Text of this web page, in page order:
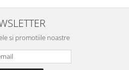
si promotiile noastre